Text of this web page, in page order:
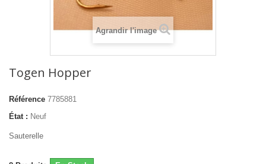
Agrandir l'image
Togen Hopper
Référence 7785881
État : Neuf
Sauterelle